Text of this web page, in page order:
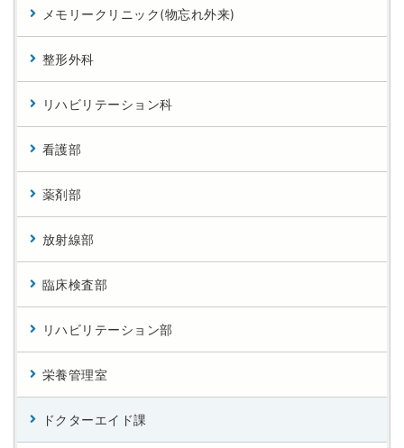
メモリークリニック(物忘れ外来)
整形外科
リハビリテーション科
看護部
薬剤部
放射線部
臨床検査部
リハビリテーション部
栄養管理室
ドクターエイド課